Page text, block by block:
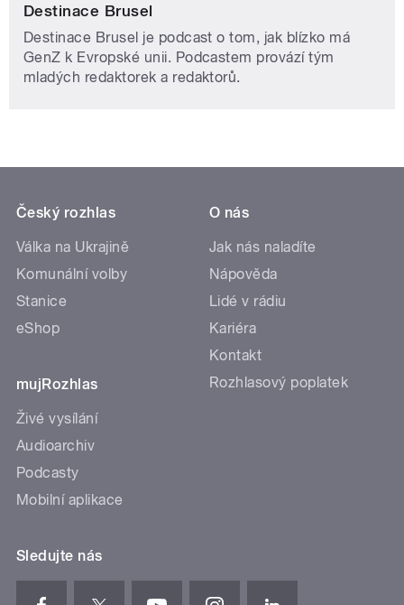
Destinace Brusel
Destinace Brusel je podcast o tom, jak blízko má
GenZ k Evropské unii. Podcastem provází tým
mladých redaktorek a redaktorů.
Český rozhlas
Válka na Ukrajině
Komunální volby
Stanice
eShop
mujRozhlas
Živé vysílání
Audioarchiv
Podcasty
Mobilní aplikace
O nás
Jak nás naladíte
Nápověda
Lidé v rádiu
Kariéra
Kontakt
Rozhlasový poplatek
Sledujte nás